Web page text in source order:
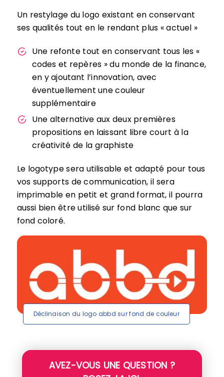
Un restylage du logo existant en conservant
ses qualités tout en le rendant plus « actuel »
Une refonte tout en conservant tous les «
codes et repères » du monde de la finance,
en y ajoutant l’innovation, avec
éventuellement une couleur
supplémentaire
Une alternative aux deux premières
propositions en laissant libre court à la
créativité de la graphiste
Le logotype sera utilisable et adapté pour tous
vos supports de communication, il sera
imprimable en petit et grand format, il pourra
aussi bien être utilisé sur fond blanc que sur
fond coloré.
Déclinaison du logo abbd sur fond de couleur
AVEZ-VOUS UNE QUESTION ?